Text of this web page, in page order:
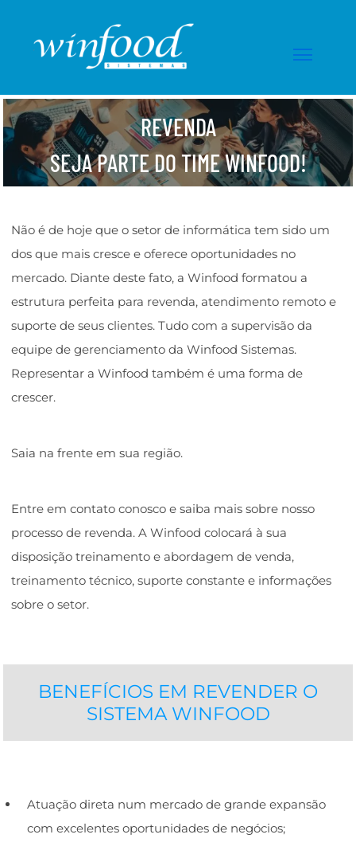
REVENDA
SEJA PARTE DO TIME WINFOOD!
Não é de hoje que o setor de informática tem sido um
dos que mais cresce e oferece oportunidades no
mercado. Diante deste fato, a Winfood formatou a
estrutura perfeita para revenda, atendimento remoto e
suporte de seus clientes. Tudo com a supervisão da
equipe de gerenciamento da Winfood Sistemas.
Representar a Winfood também é uma forma de
crescer.
Saia na frente em sua região.
Entre em contato conosco e saiba mais sobre nosso
processo de revenda. A Winfood colocará à sua
disposição treinamento e abordagem de venda,
treinamento técnico, suporte constante e informações
sobre o setor.
BENEFÍCIOS EM REVENDER O
SISTEMA WINFOOD
Atuação direta num mercado de grande expansão
com excelentes oportunidades de negócios;